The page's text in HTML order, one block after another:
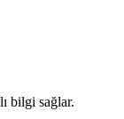
bilgi sağlar.